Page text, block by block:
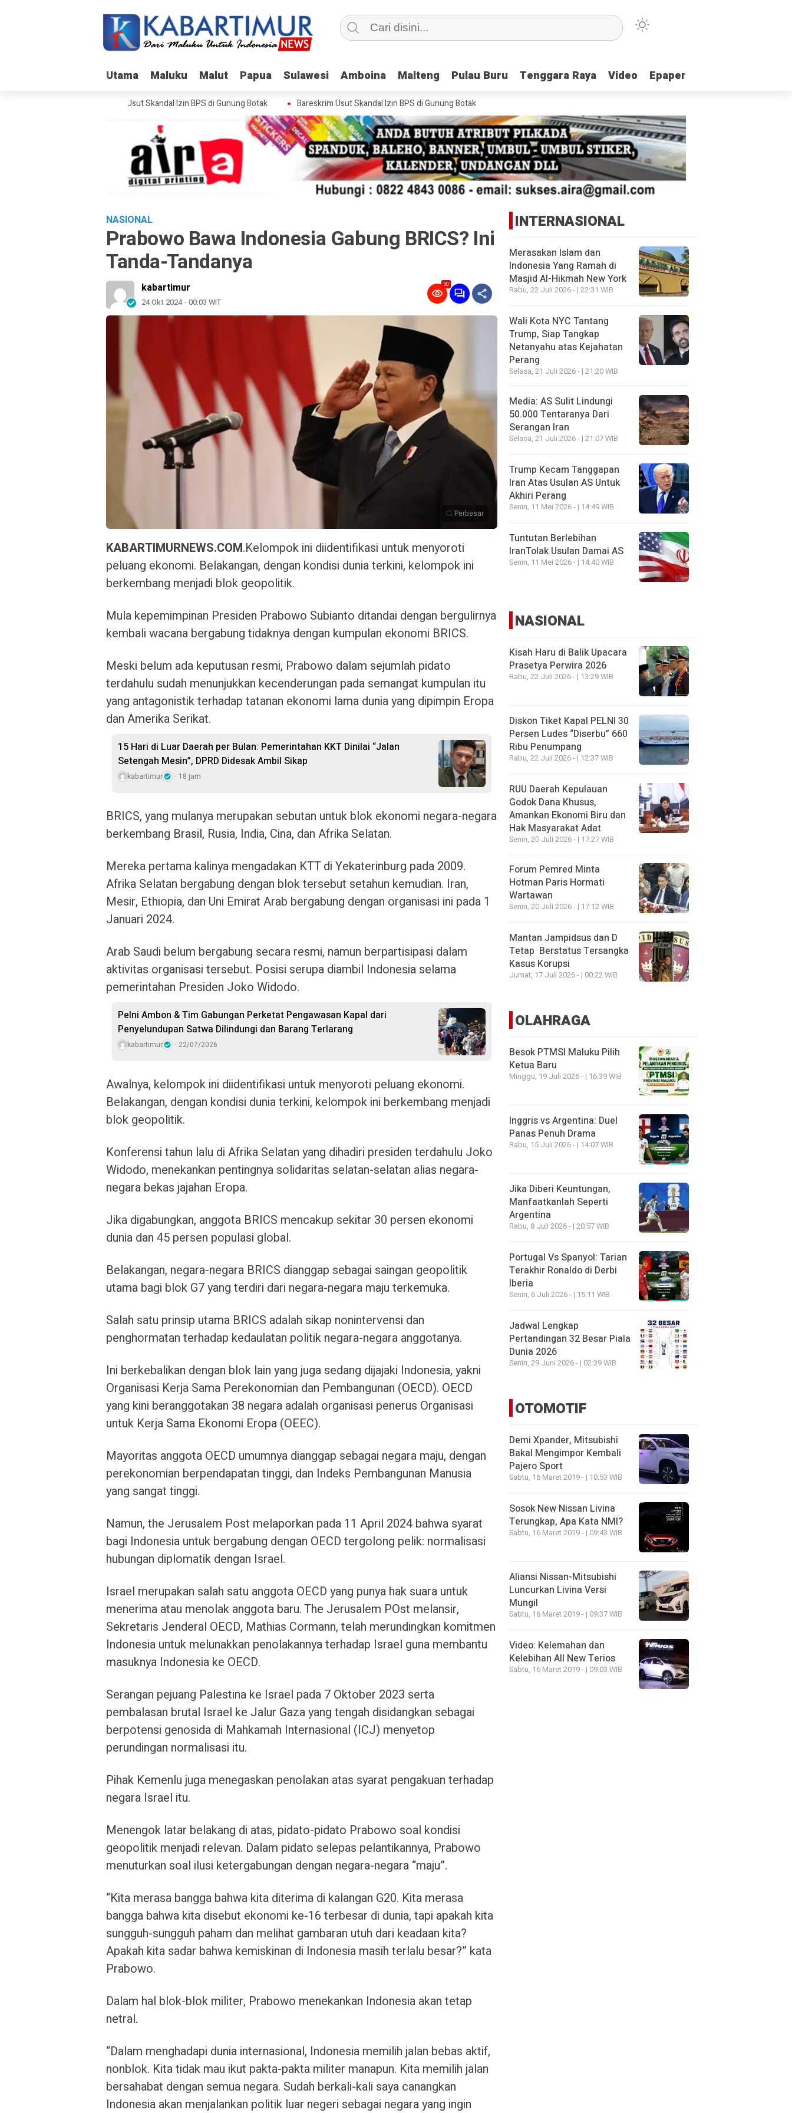
Utama Maluku Malut Papua Sulawesi Amboina Malteng Pulau Buru Tenggara Raya Video Epaper
Utama Maluku Malut Papua Sulawesi Amboina Malteng Pulau Buru Tenggara Raya Video Epaper
Bareskrim Usut Skandal Izin BPS di Gunung Botak Bareskrim Usut Skandal Izin BPS di Gunung Botak
NASIONAL
Prabowo Bawa Indonesia Gabung BRICS? Ini
Tanda-Tandanya
kabartimur
24 Okt 2024 - 00:03 WIT
50
Perbesar
KABARTIMURNEWS.COM.Kelompok ini diidentifikasi untuk menyoroti
peluang ekonomi. Belakangan, dengan kondisi dunia terkini, kelompok ini
berkembang menjadi blok geopolitik.
Mula kepemimpinan Presiden Prabowo Subianto ditandai dengan bergulirnya
kembali wacana bergabung tidaknya dengan kumpulan ekonomi BRICS.
Meski belum ada keputusan resmi, Prabowo dalam sejumlah pidato
terdahulu sudah menunjukkan kecenderungan pada semangat kumpulan itu
yang antagonistik terhadap tatanan ekonomi lama dunia yang dipimpin Eropa
dan Amerika Serikat.
15 Hari di Luar Daerah per Bulan: Pemerintahan KKT Dinilai “Jalan
Setengah Mesin”, DPRD Didesak Ambil Sikap
kabartimur 18 jam
BRICS, yang mulanya merupakan sebutan untuk blok ekonomi negara-negara
berkembang Brasil, Rusia, India, Cina, dan Afrika Selatan.
Mereka pertama kalinya mengadakan KTT di Yekaterinburg pada 2009.
Afrika Selatan bergabung dengan blok tersebut setahun kemudian. Iran,
Mesir, Ethiopia, dan Uni Emirat Arab bergabung dengan organisasi ini pada 1
Januari 2024.
Arab Saudi belum bergabung secara resmi, namun berpartisipasi dalam
aktivitas organisasi tersebut. Posisi serupa diambil Indonesia selama
pemerintahan Presiden Joko Widodo.
Pelni Ambon & Tim Gabungan Perketat Pengawasan Kapal dari
Penyelundupan Satwa Dilindungi dan Barang Terlarang
kabartimur 22/07/2026
Awalnya, kelompok ini diidentifikasi untuk menyoroti peluang ekonomi.
Belakangan, dengan kondisi dunia terkini, kelompok ini berkembang menjadi
blok geopolitik.
Konferensi tahun lalu di Afrika Selatan yang dihadiri presiden terdahulu Joko
Widodo, menekankan pentingnya solidaritas selatan-selatan alias negara-
negara bekas jajahan Eropa.
Jika digabungkan, anggota BRICS mencakup sekitar 30 persen ekonomi
dunia dan 45 persen populasi global.
Belakangan, negara-negara BRICS dianggap sebagai saingan geopolitik
utama bagi blok G7 yang terdiri dari negara-negara maju terkemuka.
Salah satu prinsip utama BRICS adalah sikap nonintervensi dan
penghormatan terhadap kedaulatan politik negara-negara anggotanya.
Ini berkebalikan dengan blok lain yang juga sedang dijajaki Indonesia, yakni
Organisasi Kerja Sama Perekonomian dan Pembangunan (OECD). OECD
yang kini beranggotakan 38 negara adalah organisasi penerus Organisasi
untuk Kerja Sama Ekonomi Eropa (OEEC).
Mayoritas anggota OECD umumnya dianggap sebagai negara maju, dengan
perekonomian berpendapatan tinggi, dan Indeks Pembangunan Manusia
yang sangat tinggi.
Namun, the Jerusalem Post melaporkan pada 11 April 2024 bahwa syarat
bagi Indonesia untuk bergabung dengan OECD tergolong pelik: normalisasi
hubungan diplomatik dengan Israel.
Israel merupakan salah satu anggota OECD yang punya hak suara untuk
menerima atau menolak anggota baru. The Jerusalem POst melansir,
Sekretaris Jenderal OECD, Mathias Cormann, telah merundingkan komitmen
Indonesia untuk melunakkan penolakannya terhadap Israel guna membantu
masuknya Indonesia ke OECD.
Serangan pejuang Palestina ke Israel pada 7 Oktober 2023 serta
pembalasan brutal Israel ke Jalur Gaza yang tengah disidangkan sebagai
berpotensi genosida di Mahkamah Internasional (ICJ) menyetop
perundingan normalisasi itu.
Pihak Kemenlu juga menegaskan penolakan atas syarat pengakuan terhadap
negara Israel itu.
Menengok latar belakang di atas, pidato-pidato Prabowo soal kondisi
geopolitik menjadi relevan. Dalam pidato selepas pelantikannya, Prabowo
menuturkan soal ilusi ketergabungan dengan negara-negara “maju”.
“Kita merasa bangga bahwa kita diterima di kalangan G20. Kita merasa
bangga bahwa kita disebut ekonomi ke-16 terbesar di dunia, tapi apakah kita
sungguh-sungguh paham dan melihat gambaran utuh dari keadaan kita?
Apakah kita sadar bahwa kemiskinan di Indonesia masih terlalu besar?” kata
Prabowo.
Dalam hal blok-blok militer, Prabowo menekankan Indonesia akan tetap
netral.
“Dalam menghadapi dunia internasional, Indonesia memilih jalan bebas aktif,
nonblok. Kita tidak mau ikut pakta-pakta militer manapun. Kita memilih jalan
bersahabat dengan semua negara. Sudah berkali-kali saya canangkan
Indonesia akan menjalankan politik luar negeri sebagai negara yang ingin
INTERNASIONAL
Merasakan Islam dan
Indonesia Yang Ramah di
Masjid Al-Hikmah New York
Rabu, 22 Juli 2026 - | 22:31 WIB
Wali Kota NYC Tantang
Trump, Siap Tangkap
Netanyahu atas Kejahatan
Perang
Selasa, 21 Juli 2026 - | 21:20 WIB
Media: AS Sulit Lindungi
50.000 Tentaranya Dari
Serangan Iran
Selasa, 21 Juli 2026 - | 21:07 WIB
Trump Kecam Tanggapan
Iran Atas Usulan AS Untuk
Akhiri Perang
Senin, 11 Mei 2026 - | 14:49 WIB
Tuntutan Berlebihan
IranTolak Usulan Damai AS
Senin, 11 Mei 2026 - | 14:40 WIB
NASIONAL
Kisah Haru di Balik Upacara
Prasetya Perwira 2026
Rabu, 22 Juli 2026 - | 13:29 WIB
Diskon Tiket Kapal PELNI 30
Persen Ludes “Diserbu” 660
Ribu Penumpang
Rabu, 22 Juli 2026 - | 12:37 WIB
RUU Daerah Kepulauan
Godok Dana Khusus,
Amankan Ekonomi Biru dan
Hak Masyarakat Adat
Senin, 20 Juli 2026 - | 17:27 WIB
Forum Pemred Minta
Hotman Paris Hormati
Wartawan
Senin, 20 Juli 2026 - | 17:12 WIB
Mantan Jampidsus dan D
Tetap Berstatus Tersangka
Kasus Korupsi
Jumat, 17 Juli 2026 - | 00:22 WIB
OLAHRAGA
Besok PTMSI Maluku Pilih
Ketua Baru
Minggu, 19 Juli 2026 - | 16:39 WIB
Inggris vs Argentina: Duel
Panas Penuh Drama
Rabu, 15 Juli 2026 - | 14:07 WIB
Jika Diberi Keuntungan,
Manfaatkanlah Seperti
Argentina
Rabu, 8 Juli 2026 - | 20:57 WIB
Portugal Vs Spanyol: Tarian
Terakhir Ronaldo di Derbi
Iberia
Senin, 6 Juli 2026 - | 15:11 WIB
Jadwal Lengkap
Pertandingan 32 Besar Piala
Dunia 2026
Senin, 29 Juni 2026 - | 02:39 WIB
OTOMOTIF
Demi Xpander, Mitsubishi
Bakal Mengimpor Kembali
Pajero Sport
Sabtu, 16 Maret 2019 - | 10:53 WIB
Sosok New Nissan Livina
Terungkap, Apa Kata NMI?
Sabtu, 16 Maret 2019 - | 09:43 WIB
Aliansi Nissan-Mitsubishi
Luncurkan Livina Versi
Mungil
Sabtu, 16 Maret 2019 - | 09:37 WIB
Video: Kelemahan dan
Kelebihan All New Terios
Sabtu, 16 Maret 2019 - | 09:03 WIB